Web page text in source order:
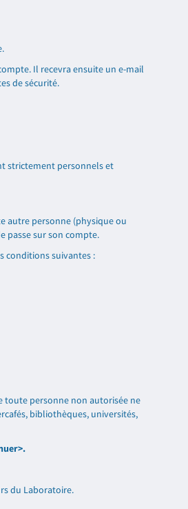
Il recevra ensuite un e-mail
de sécurité.
strictement personnels et
autre personne (physique ou
passe sur son compte.
conditions suivantes :
toute personne non autorisée ne
bibliothèques, universités,
du Laboratoire.